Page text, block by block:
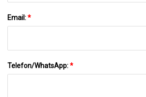
Email:*
Telefon/WhatsApp:*